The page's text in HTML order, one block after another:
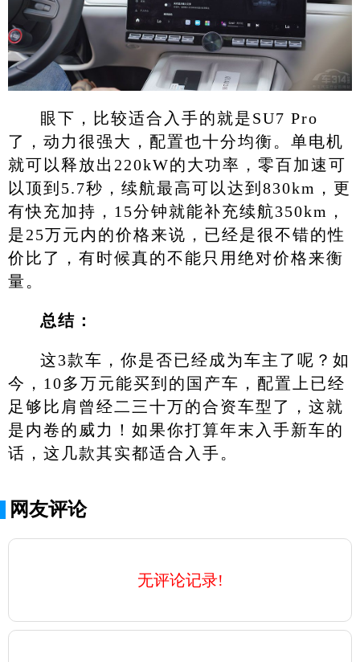
眼下，比较适合入手的就是SU7 Pro
了，动力很强大，配置也十分均衡。单电机
就可以释放出220kW的大功率，零百加速可
以顶到5.7秒，续航最高可以达到830km，更
有快充加持，15分钟就能补充续航350km，
是25万元内的价格来说，已经是很不错的性
价比了，有时候真的不能只用绝对价格来衡
量。
总结：
这3款车，你是否已经成为车主了呢？如
今，10多万元能买到的国产车，配置上已经
足够比肩曾经二三十万的合资车型了，这就
是内卷的威力！如果你打算年末入手新车的
话，这几款其实都适合入手。
网友评论
无评论记录!